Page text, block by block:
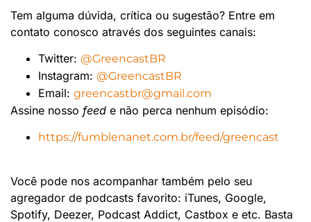
​Tem alguma dúvida, crítica ou sugestão? Entre em
contato conosco através dos seguintes canais:
Twitter: @GreencastBR
Instagram: @GreencastBR
Email: greencastbr@gmail.com
Assine nosso feed e não perca nenhum episódio:
https://fumblenanet.com.br/feed/greencast
Você pode nos acompanhar também pelo seu
agregador de podcasts favorito: iTunes, Google,
Spotify, Deezer, Podcast Addict, Castbox e etc. Basta